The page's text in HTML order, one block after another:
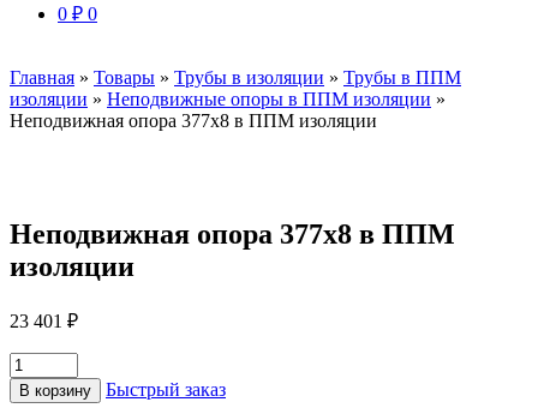
0 ₽ 0
Главная » Товары » Трубы в изоляции » Трубы в ППМ
изоляции » Неподвижные опоры в ППМ изоляции »
Неподвижная опора 377х8 в ППМ изоляции
Неподвижная опора 377х8 в ППМ
изоляции
23 401 ₽
В корзину Быстрый заказ